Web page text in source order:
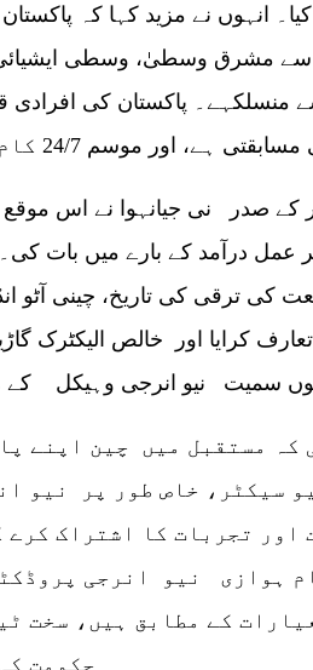
انہوں نے مزید کہا کہ
مشرق وسطیٰ، وسطی ایشیائی
پاکستان کی افرادی
ہے، اور موسم 24/7 کام کرنے کے لیے موزوں ہے۔
کے صدر نی جیانہوا نے اس موقع
عمل درآمد کے بارے میں بات
کی ترقی کی تاریخ، چینی آٹو
کرایا اور خالص الیکٹرک
سمیت نیو انرجی وہیکل کے
کہ مستقبل میں چین اپنے
سیکٹر، خاص طور پر نیو
اور تجربات کا اشتراک
ہوازی نیو انرجی
کے مطابق ہیں، سخت